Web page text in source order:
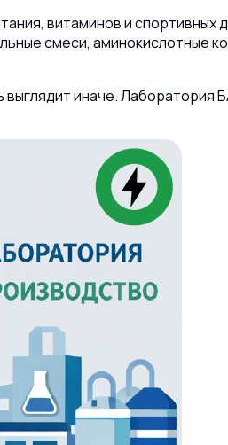
витаминов и спортивных
смеси, аминокислотные
иначе. Лаборатория